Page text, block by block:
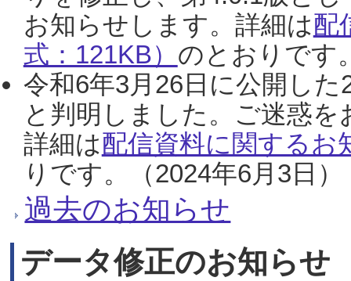
お知らせします。詳細は配
式：121KB） のとおりです
令和6年3月26日に公開し
と判明しました。ご迷惑
詳細は配信資料に関するお
りです。（2024年6月3日）
過去のお知らせ
データ修正のお知らせ